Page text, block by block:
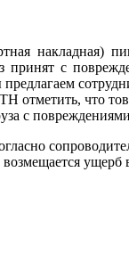
накладная)
с
отметить, что
с